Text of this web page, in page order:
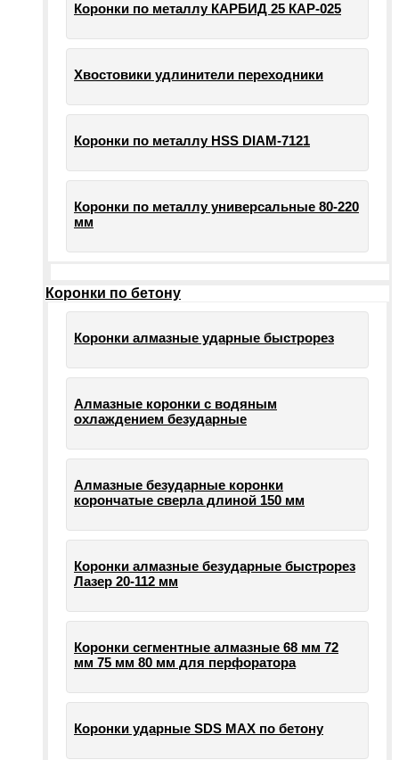
Коронки по металлу КАРБИД 25 КАР-025
Хвостовики удлинители переходники
Коронки по металлу HSS DIAM-7121
Коронки по металлу универсальные 80-220
мм
Коронки по бетону
Коронки алмазные ударные быстрорез
Алмазные коронки с водяным
охлаждением безударные
Алмазные безударные коронки
корончатые сверла длиной 150 мм
Коронки алмазные безударные быстрорез
Лазер 20-112 мм
Коронки сегментные алмазные 68 мм 72
мм 75 мм 80 мм для перфоратора
Коронки ударные SDS MAX по бетону